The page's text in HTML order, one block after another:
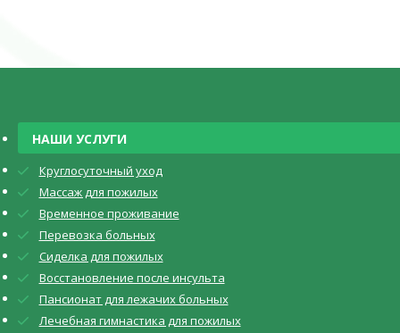
НАШИ УСЛУГИ
Круглосуточный уход
Массаж для пожилых
Временное проживание
Перевозка больных
Сиделка для пожилых
Восстановление после инсульта
Пансионат для лежачих больных
Лечебная гимнастика для пожилых